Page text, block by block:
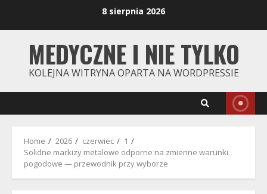
8 sierpnia 2026
MEDYCZNE I NIE TYLKO
KOLEJNA WITRYNA OPARTA NA WORDPRESSIE
Home 2026 czerwiec
1
Solidne markizy metalowe odporne na zmienne warunki
pogodowe — przewodnik przy wyborze